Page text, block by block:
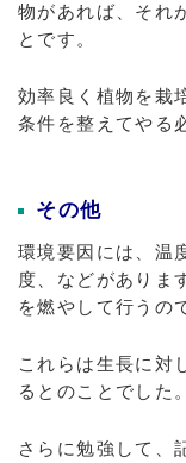
物があれば、それ
とです。
効率良く植物を栽
条件を整えてやる
その他
環境要因には、温
度、などがありま
を燃やして行うの
これらは生長に対
るとのことでした。
さらに勉強して、